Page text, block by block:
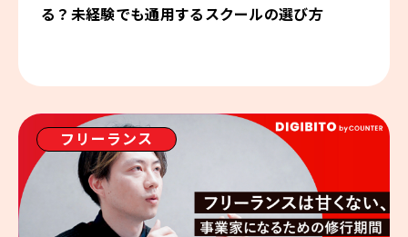
る？未経験でも通用するスクールの選び方
フリーランス